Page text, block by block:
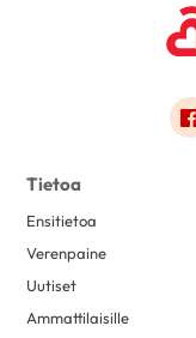
Tietoa
Ensitietoa
Verenpaine
Uutiset
Ammattilaisille